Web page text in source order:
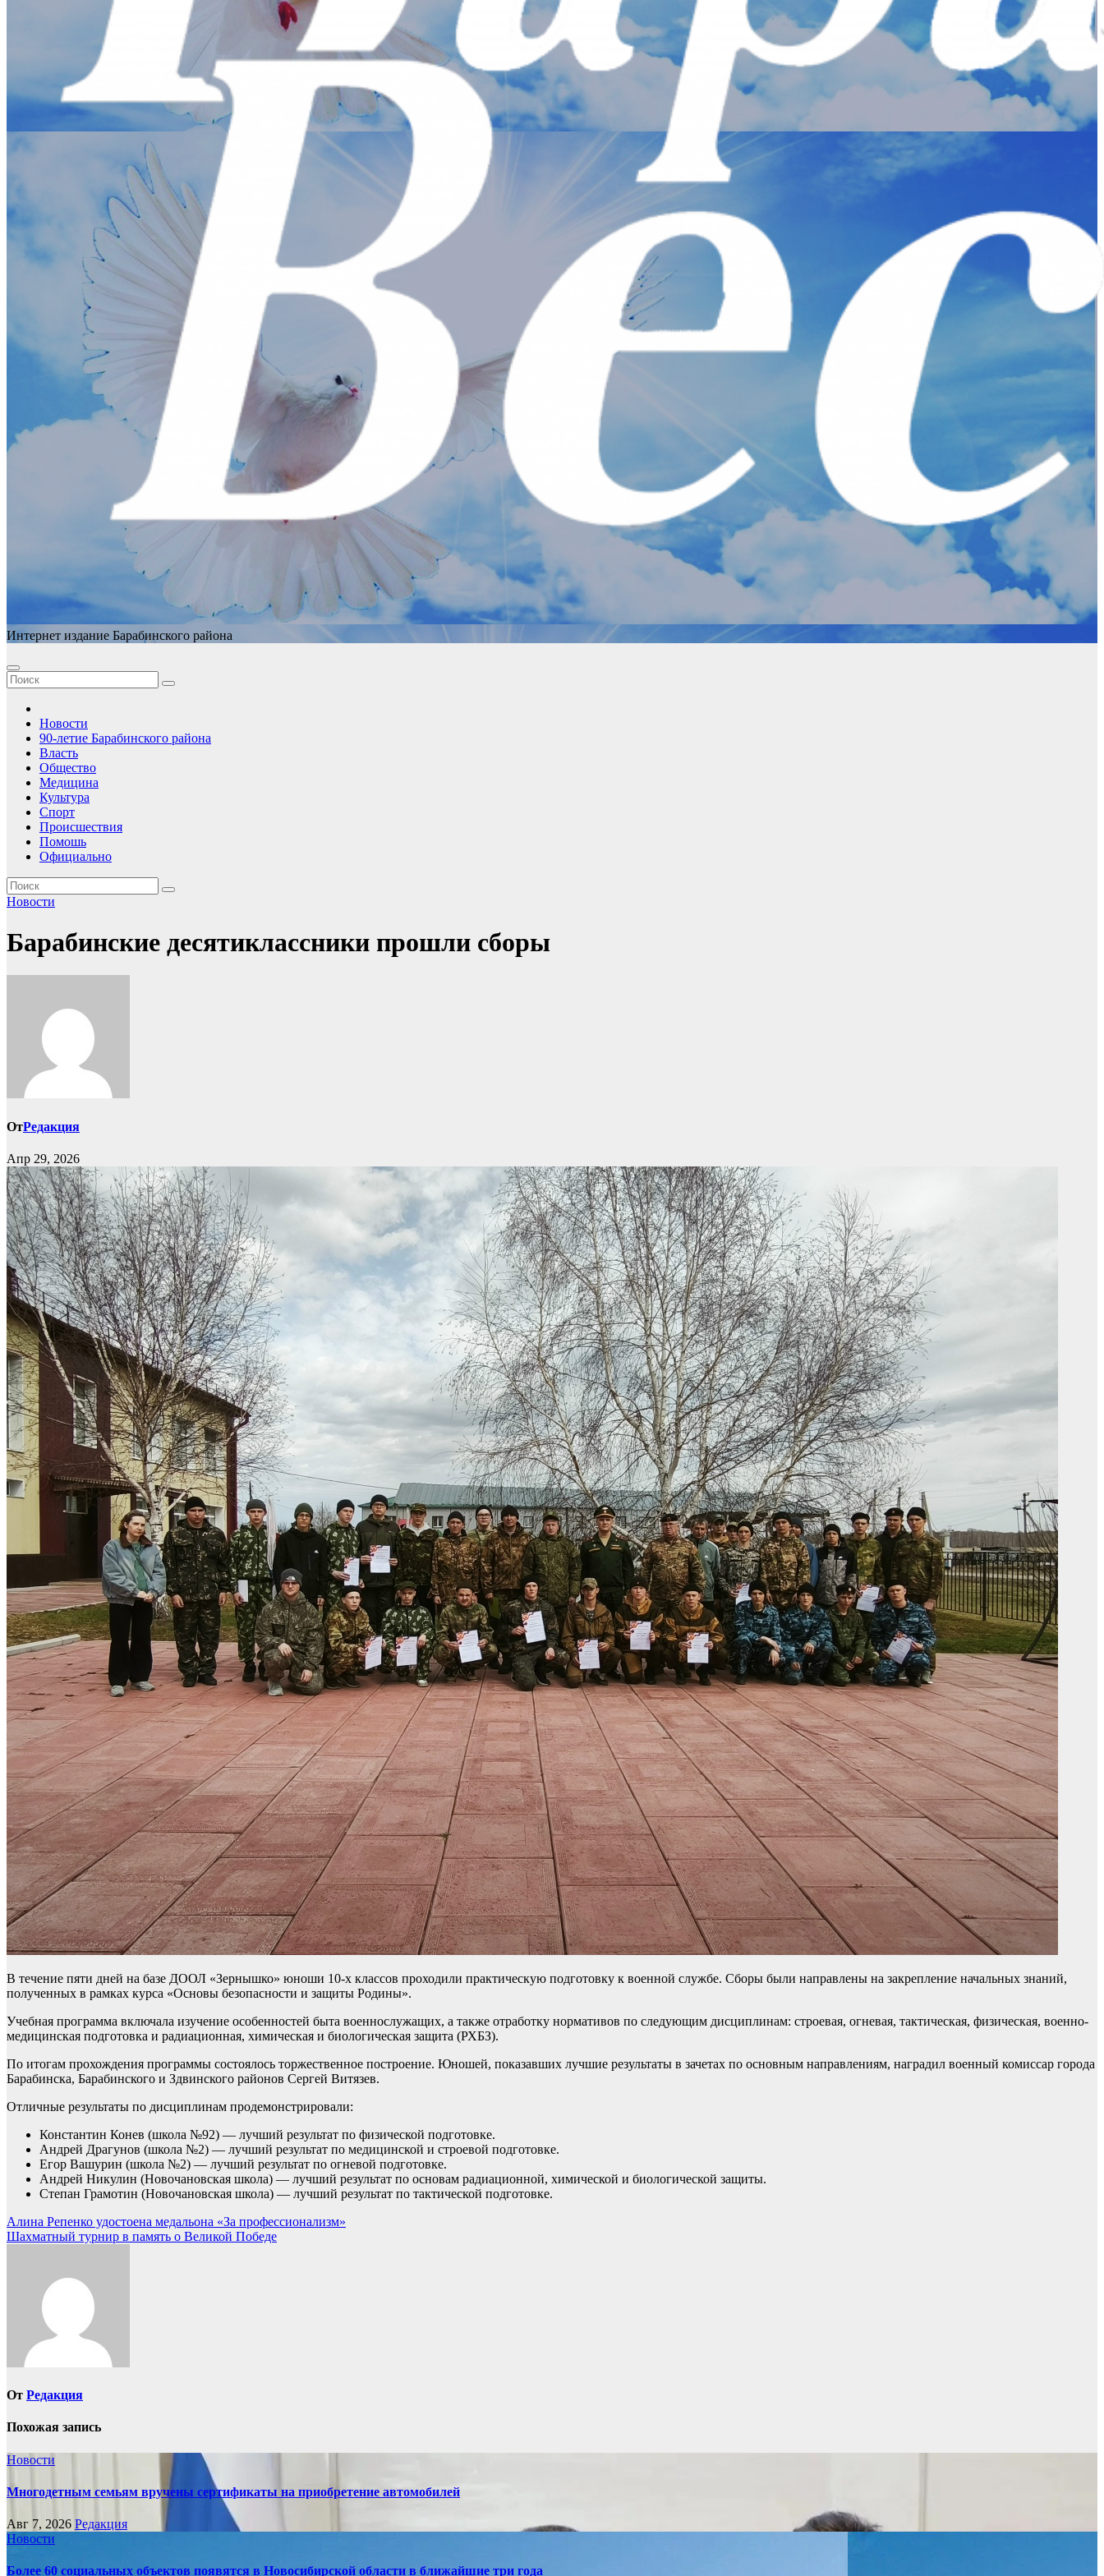
Интернет издание Барабинского района
Новости
90-летие Барабинского района
Власть
Общество
Медицина
Культура
Спорт
Происшествия
Помошь
Официально
Новости
Барабинские десятиклассники прошли сборы
ОтРедакция
Апр 29, 2026
В течение пяти дней на базе ДООЛ «Зернышко» юноши 10-х классов проходили практическую подготовку к военной службе. Сборы были направлены на закрепление начальных знаний,
полученных в рамках курса «Основы безопасности и защиты Родины».
Учебная программа включала изучение особенностей быта военнослужащих, а также отработку нормативов по следующим дисциплинам: строевая, огневая, тактическая, физическая, военно-
медицинская подготовка и радиационная, химическая и биологическая защита (РХБЗ).
По итогам прохождения программы состоялось торжественное построение. Юношей, показавших лучшие результаты в зачетах по основным направлениям, наградил военный комиссар города
Барабинска, Барабинского и Здвинского районов Сергей Витязев.
Отличные результаты по дисциплинам продемонстрировали:
Константин Конев (школа №92) — лучший результат по физической подготовке.
Андрей Драгунов (школа №2) — лучший результат по медицинской и строевой подготовке.
Егор Вашурин (школа №2) — лучший результат по огневой подготовке.
Андрей Никулин (Новочановская школа) — лучший результат по основам радиационной, химической и биологической защиты.
Степан Грамотин (Новочановская школа) — лучший результат по тактической подготовке.
Навигация
по
Алина Репенко удостоена медальона «За профессионализм»
Шахматный турнир в память о Великой Победе
От Редакция
Похожая запись
Новости
Многодетным семьям вручены сертификаты на приобретение автомобилей
Авг 7, 2026 Редакция
Новости
Более 60 социальных объектов появятся в Новосибирской области в ближайшие три года